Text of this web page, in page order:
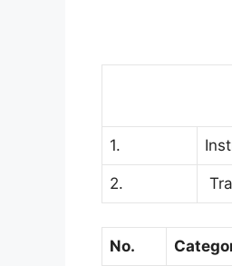
1.
2.
No.